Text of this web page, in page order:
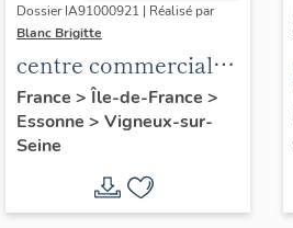
Dossier IA91000921 | Réalisé par
Blanc Brigitte
centre commercial
de la Croix Blanche
France > Île-de-France >
Essonne > Vigneux-sur-
Seine